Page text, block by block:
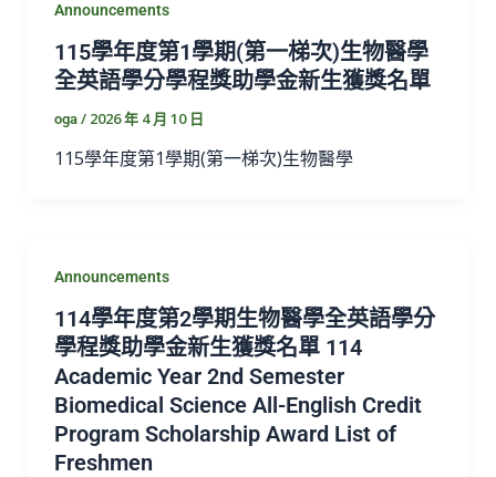
Announcements
115學年度第1學期(第一梯次)生物醫學
全英語學分學程獎助學金新生獲獎名單
oga / 2026 年 4 月 10 日
115學年度第1學期(第一梯次)生物醫學
Announcements
114學年度第2學期生物醫學全英語學分
學程獎助學金新生獲獎名單 114
Academic Year 2nd Semester
Biomedical Science All-English Credit
Program Scholarship Award List of
Freshmen